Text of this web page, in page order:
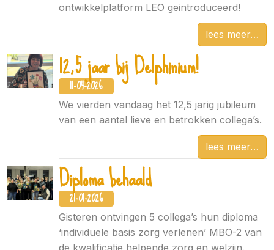
ontwikkelplatform LEO geintroduceerd!
lees meer
12,5 jaar bij Delphinium!
11-04-2026
We vierden vandaag het 12,5 jarig jubileum
van een aantal lieve en betrokken collega’s.
lees meer
Diploma behaald
21-01-2026
Gisteren ontvingen 5 collega’s hun diploma
‘individuele basis zorg verlenen’ MBO-2 van
de kwalificatie helpende zorg en welzijn.